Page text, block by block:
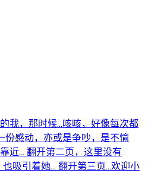
我，那时候...咳咳，好像每次都
份感动，亦或是争吵，是不愉
近... 翻开第二页，这里没有
吸引着她... 翻开第三页...欢迎小